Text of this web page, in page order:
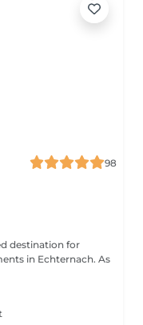
98
destination for
in Echternach. As